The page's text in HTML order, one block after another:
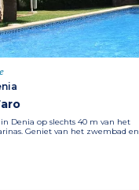
Denia op slechts 40 m van het
Geniet van het zwembad en